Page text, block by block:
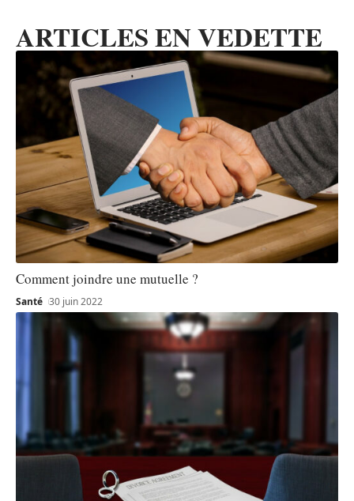
ARTICLES EN VEDETTE
Comment joindre une mutuelle ?
Santé 30 juin 2022